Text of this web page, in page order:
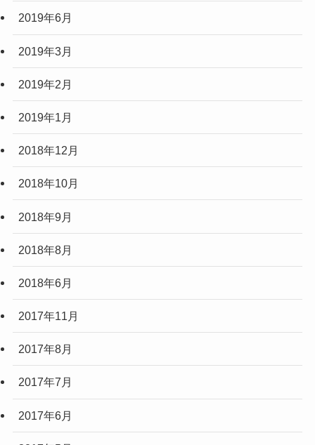
2019年6月
2019年3月
2019年2月
2019年1月
2018年12月
2018年10月
2018年9月
2018年8月
2018年6月
2017年11月
2017年8月
2017年7月
2017年6月